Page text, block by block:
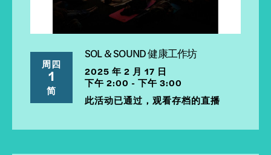
周四
1
简
SOL & SOUND 健康工作坊
2025 年 2 月 17 日
下午 2:00 - 下午 3:00
此活动已通过，观看存档的直播